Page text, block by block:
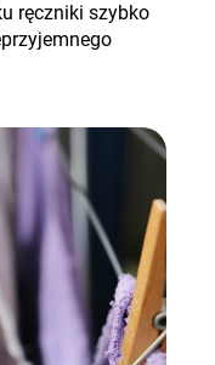
ręczniki szybko